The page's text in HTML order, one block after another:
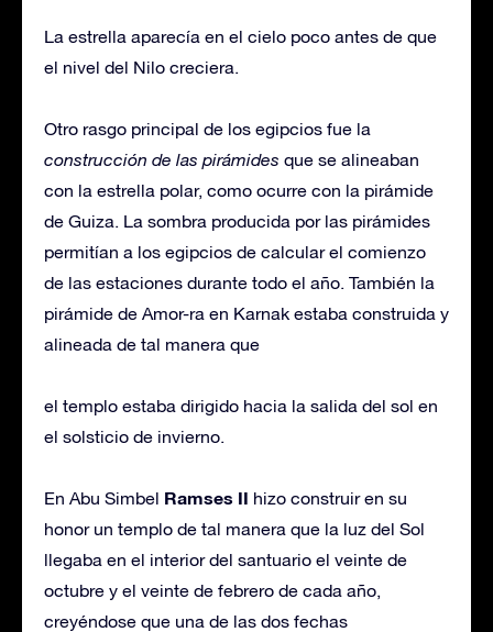
La estrella aparecía en el cielo poco antes de que
el nivel del Nilo creciera.
Otro rasgo principal de los egipcios fue la
construcción de las pirámides que se alineaban
con la estrella polar, como ocurre con la pirámide
de Guiza. La sombra producida por las pirámides
permitían a los egipcios de calcular el comienzo
de las estaciones durante todo el año. También la
pirámide de Amor-ra en Karnak estaba construida y
alineada de tal manera que
el templo estaba dirigido hacia la salida del sol en
el solsticio de invierno.
En Abu Simbel Ramses II hizo construir en su
honor un templo de tal manera que la luz del Sol
llegaba en el interior del santuario el veinte de
octubre y el veinte de febrero de cada año,
creyéndose que una de las dos fechas